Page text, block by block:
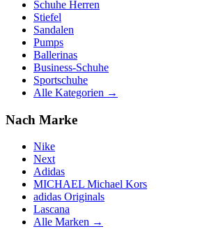
Schuhe Herren
Stiefel
Sandalen
Pumps
Ballerinas
Business-Schuhe
Sportschuhe
Alle Kategorien →
Nach Marke
Nike
Next
Adidas
MICHAEL Michael Kors
adidas Originals
Lascana
Alle Marken →